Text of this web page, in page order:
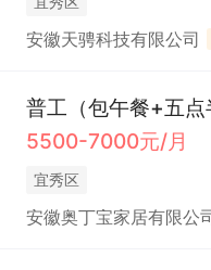
安徽天骋科技有限公司
普工（包午餐+五点
5500-7000元/月
宜秀区
安徽奥丁宝家居有限公